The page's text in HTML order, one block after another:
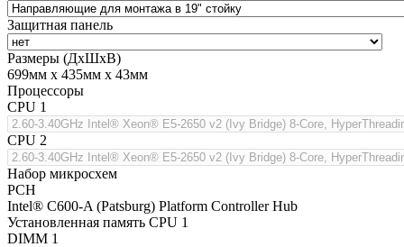
Защитная панель
Размеры (ДхШхВ)
699мм х 435мм х 43мм
Процессоры
CPU 1
CPU 2
Набор микросхем
PCH
Intel® C600-A (Patsburg) Platform Controller Hub
Установленная память CPU 1
DIMM 1